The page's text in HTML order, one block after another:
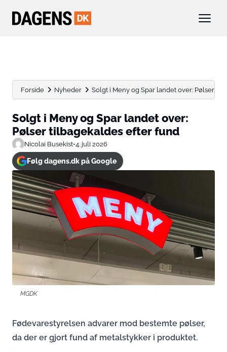
Forside Nyheder Solgt i Meny og Spar landet over: Pølser
Solgt i Meny og Spar landet over:
Pølser tilbagekaldes efter fund
Nicolai Busekist•4. juli 2026
Følg dagens.dk på Google
MGDK
Fødevarestyrelsen advarer mod bestemte pølser,
da der er gjort fund af metalstykker i produktet.